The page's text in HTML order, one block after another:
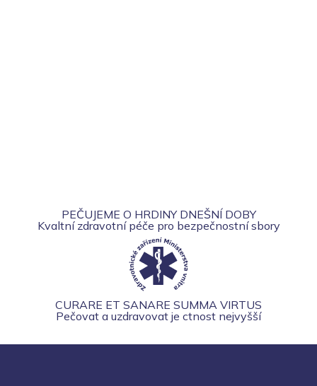
PEČUJEME O HRDINY DNEŠNÍ DOBY
Kvaltní zdravotní péče pro bezpečnostní sbory
CURARE ET SANARE SUMMA VIRTUS
Pečovat a uzdravovat je ctnost nejvyšší